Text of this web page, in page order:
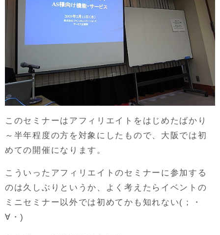
このセミナーはアフィリエイトをはじめたばかり
～半年程度の方を対象にしたもので、大阪では初
めての開催になります。
こういったアフィリエイトのセミナーに参加する
のは久しぶりというか、よく考えたらイベントの
ミニセミナー以外では初めてかも知れない(；・
∀・)